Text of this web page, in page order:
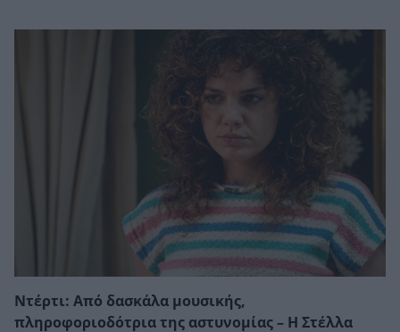
Ντέρτι: Από δασκάλα μουσικής,
πληροφοριοδότρια της αστυνομίας – Η Στέλλα